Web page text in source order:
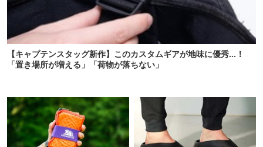
【キャプテンスタッグ新作】このカスタムギアが地味に優秀…！
「置き場所が増える」「荷物が落ちない」